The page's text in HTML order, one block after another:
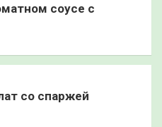
соусе с
со спаржей